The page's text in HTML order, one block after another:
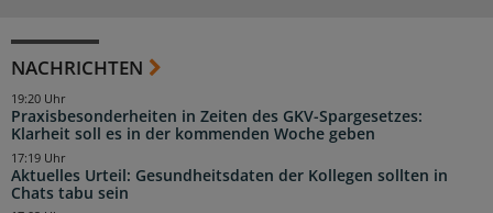
NACHRICHTEN
Praxisbesonderheiten in Zeiten des GKV-Spargesetzes:
Klarheit soll es in der kommenden Woche geben
19:20 Uhr
Aktuelles Urteil: Gesundheitsdaten der Kollegen sollten in
Chats tabu sein
17:19 Uhr